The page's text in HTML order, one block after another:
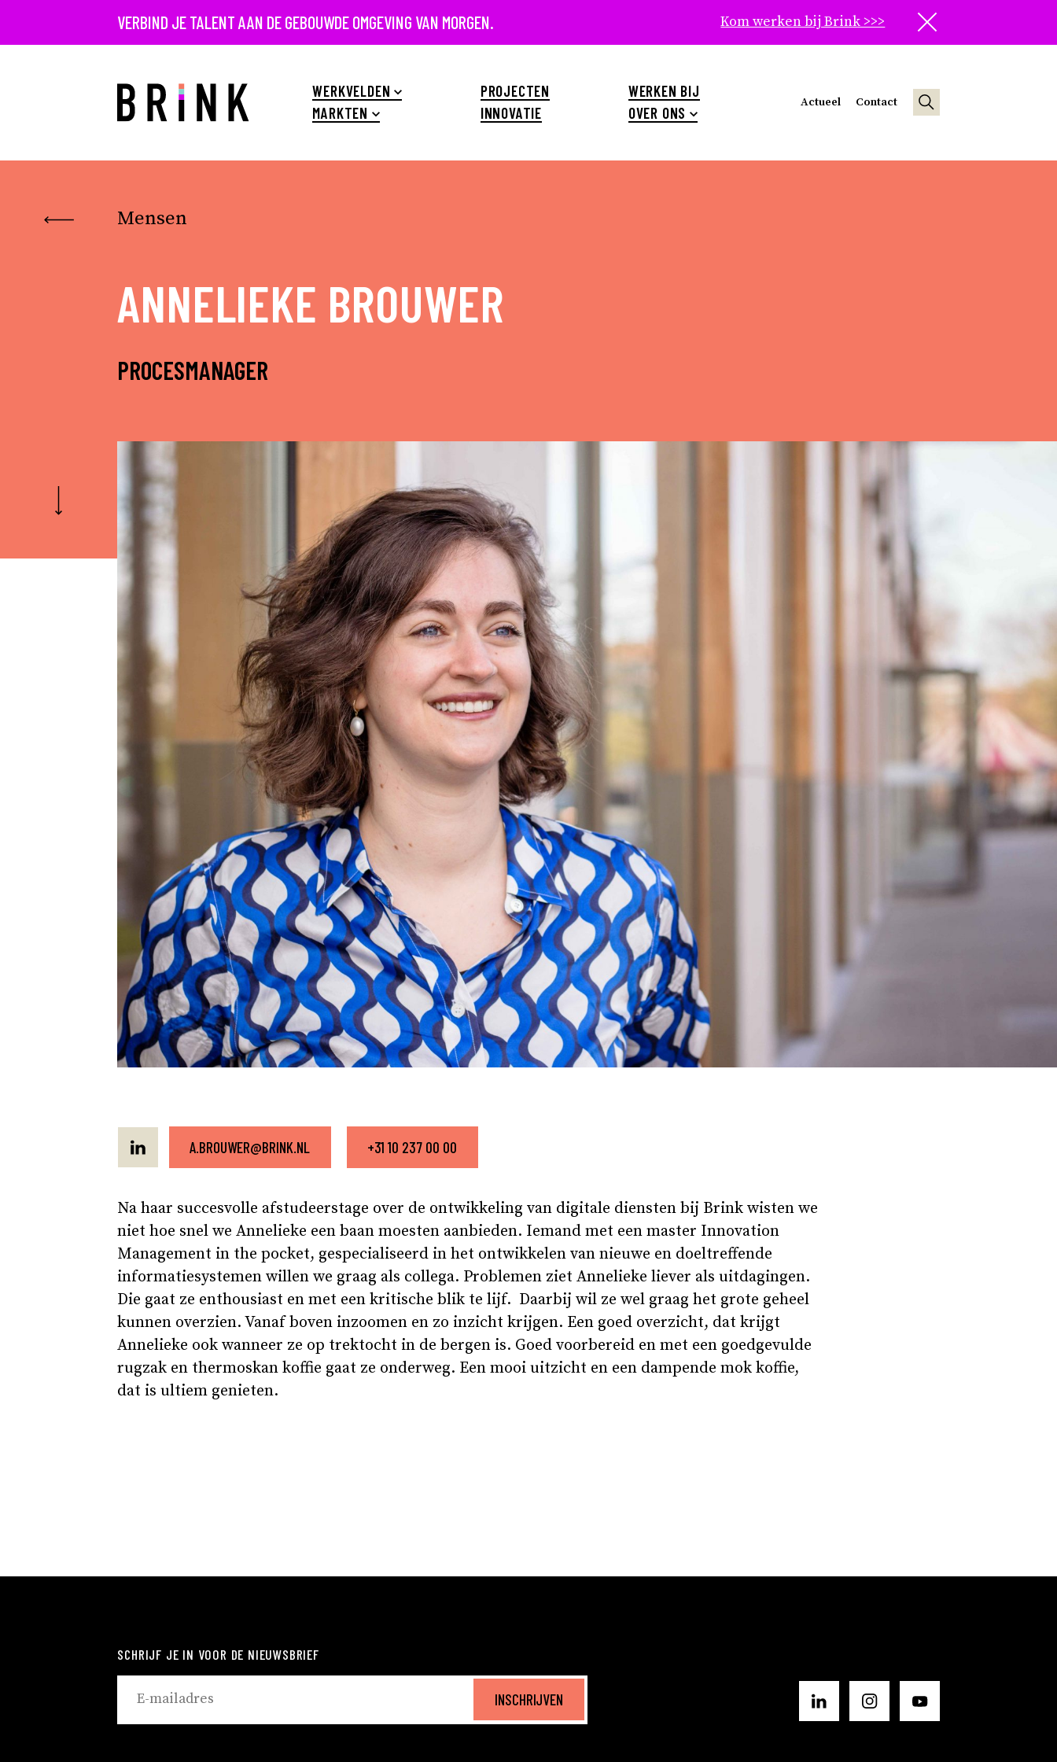
VERBIND JE TALENT AAN DE GEBOUWDE OMGEVING VAN MORGEN. Kom werken bij Brink >>> Sluit
WERKVELDEN
MARKTEN
PROJECTEN
INNOVATIE
WERKEN BIJ
OVER ONS
Actueel Contact
Mensen
ANNELIEKE BROUWER
PROCESMANAGER
A.BROUWER@BRINK.NL +31 10 237 00 00
Na haar succesvolle afstudeerstage over de ontwikkeling van digitale diensten bij Brink wisten we
niet hoe snel we Annelieke een baan moesten aanbieden. Iemand met een master Innovation
Management in the pocket, gespecialiseerd in het ontwikkelen van nieuwe en doeltreffende
informatiesystemen willen we graag als collega. Problemen ziet Annelieke liever als uitdagingen.
Die gaat ze enthousiast en met een kritische blik te lijf. Daarbij wil ze wel graag het grote geheel
kunnen overzien. Vanaf boven inzoomen en zo inzicht krijgen. Een goed overzicht, dat krijgt
Annelieke ook wanneer ze op trektocht in de bergen is. Goed voorbereid en met een goedgevulde
rugzak en thermoskan koffie gaat ze onderweg. Een mooi uitzicht en een dampende mok koffie,
dat is ultiem genieten.
SCHRIJF JE IN VOOR DE NIEUWSBRIEF
INSCHRIJVEN